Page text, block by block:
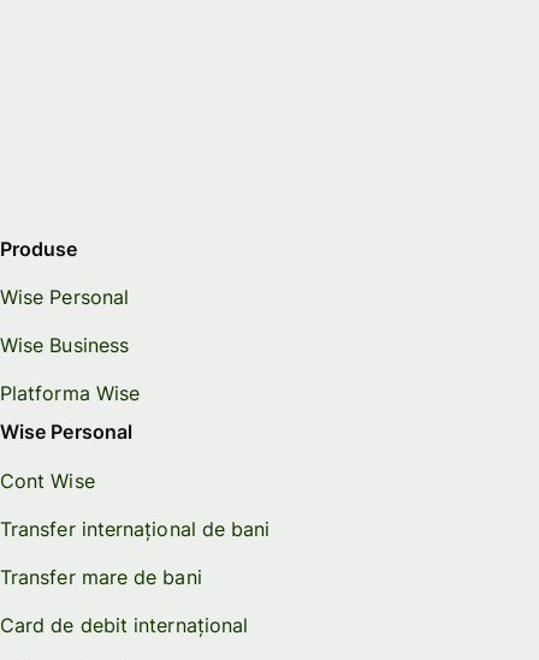
Produse
Wise Personal
Wise Business
Platforma Wise
Wise Personal
Cont Wise
Transfer internațional de bani
Transfer mare de bani
Card de debit internațional